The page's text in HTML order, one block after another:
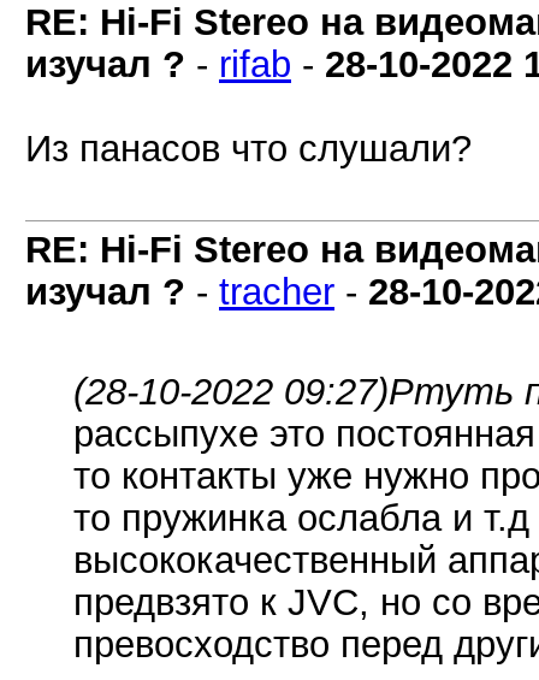
RE: Hi-Fi Stereo на
изучал ? - rifab - 28-10-2022
Из панасов что слушали?
RE: Hi-Fi Stereo на
изучал ? - tracher - 28-10-
(28-10-2022 09:27)Ртуть
рассыпухе это
то контакты уже нужно
то пружинка ослабла и
высококачественный
предвзято к JVC, но со
превосходство перед